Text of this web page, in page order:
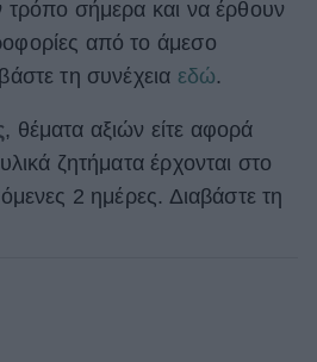
τρόπο σήμερα και να έρθουν
από το άμεσο
τη συνέχεια εδώ.
, θέματα αξιών είτε αφορά
ζητήματα έρχονται στο
2 ημέρες. Διαβάστε τη